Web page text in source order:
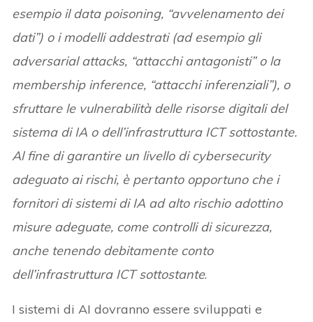
esempio il data poisoning, “avvelenamento dei
dati”) o i modelli addestrati (ad esempio gli
adversarial attacks, “attacchi antagonisti” o la
membership inference, “attacchi inferenziali”), o
sfruttare le vulnerabilità delle risorse digitali del
sistema di IA o dell’infrastruttura ICT sottostante.
Al fine di garantire un livello di cybersecurity
adeguato ai rischi, è pertanto opportuno che i
fornitori di sistemi di IA ad alto rischio adottino
misure adeguate, come controlli di sicurezza,
anche tenendo debitamente conto
dell’infrastruttura ICT sottostante.
I sistemi di AI dovranno essere sviluppati e